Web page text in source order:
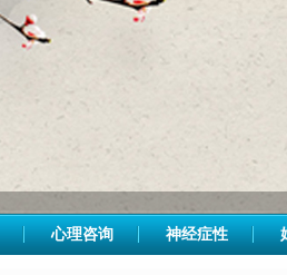
心理咨询 神经症性